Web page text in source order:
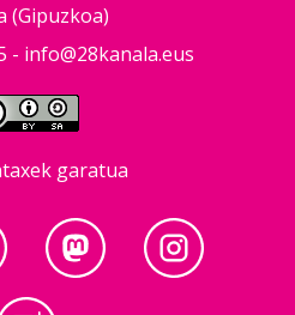
(Gipuzkoa)
- info@28kanala.eus
garatua